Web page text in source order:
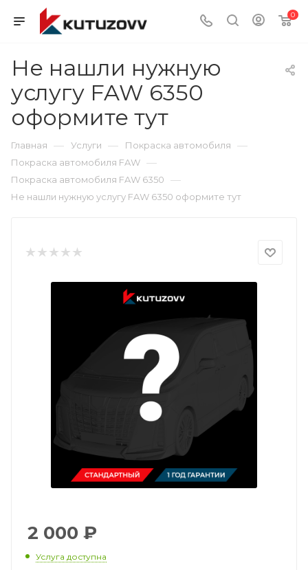
0
Не нашли нужную
услугу FAW 6350
оформите тут
Главная — Услуги — Покраска автомобиля —
Покраска автомобиля FAW —
Покраска автомобиля FAW 6350 —
Не нашли нужную услугу FAW 6350 оформите тут
2 000 ₽
Услуга доступна